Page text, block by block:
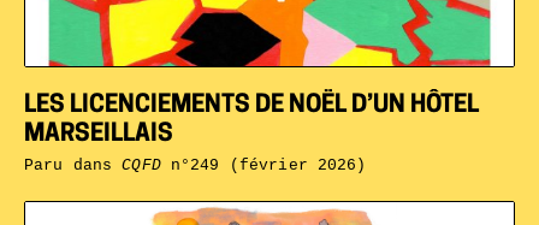
LES LICENCIEMENTS DE NOËL D’UN HÔTEL
MARSEILLAIS
Paru dansCQFDn°249 (février 2026)